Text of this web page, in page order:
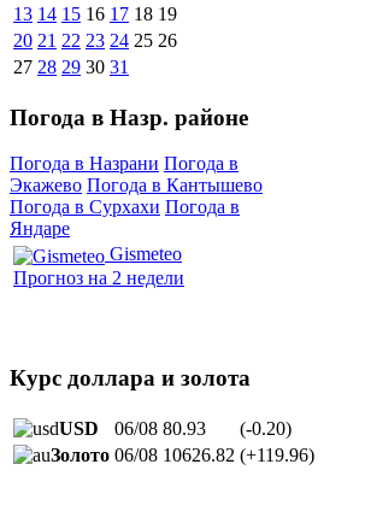
13 14 15 16 17 18 19
20 21 22 23 24 25 26
27 28 29 30 31
Погода в Назр. районе
Погода в Назрани Погода в
Экажево Погода в Кантышево
Погода в Сурхахи Погода в
Яндаре
Gismeteo
Прогноз на 2 недели
Курс доллара и золота
USD 06/08 80.93
(-0.20)
Золото 06/08 10626.82 (+119.96)